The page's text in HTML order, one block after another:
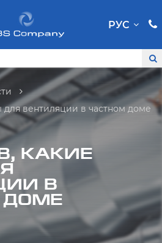
РУС
для вентиляции в частном доме
КАКИЕ
В
ДОМЕ